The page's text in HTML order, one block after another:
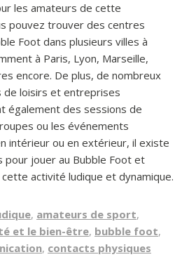
les amateurs de cette
pouvez trouver des centres
Foot dans plusieurs villes à
à Paris, Lyon, Marseille,
encore. De plus, de nombreux
loisirs et entreprises
également des sessions de
ou les événements
intérieur ou en extérieur, il existe
pour jouer au Bubble Foot et
activité ludique et dynamique.
, amateurs de sport,
et le bien-être, bubble foot,
, contacts physiques